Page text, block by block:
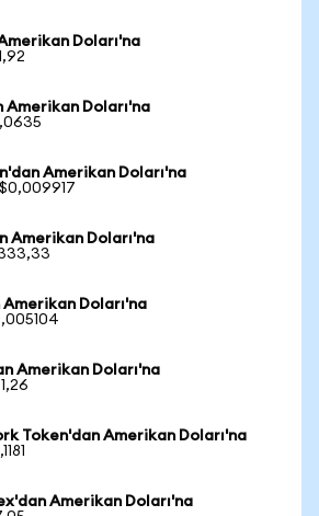
Doları'na
Doları'na
Amerikan Doları'na
Amerikan Doları'na
Doları'na
Amerikan Doları'na
Token'dan Amerikan Doları'na
Amerikan Doları'na